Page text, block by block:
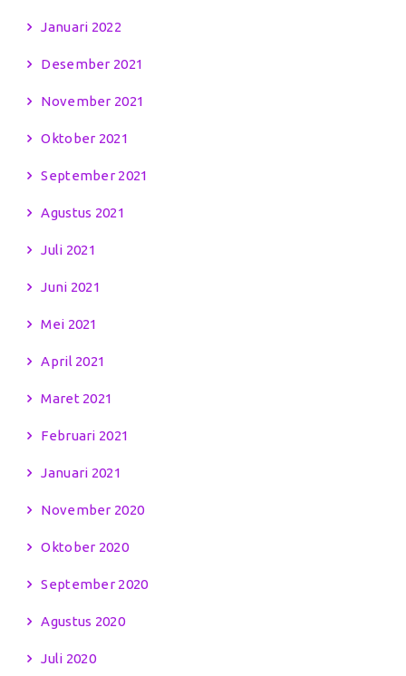
Januari 2022
Desember 2021
November 2021
Oktober 2021
September 2021
Agustus 2021
Juli 2021
Juni 2021
Mei 2021
April 2021
Maret 2021
Februari 2021
Januari 2021
November 2020
Oktober 2020
September 2020
Agustus 2020
Juli 2020